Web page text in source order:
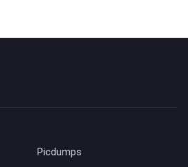
Picdumps